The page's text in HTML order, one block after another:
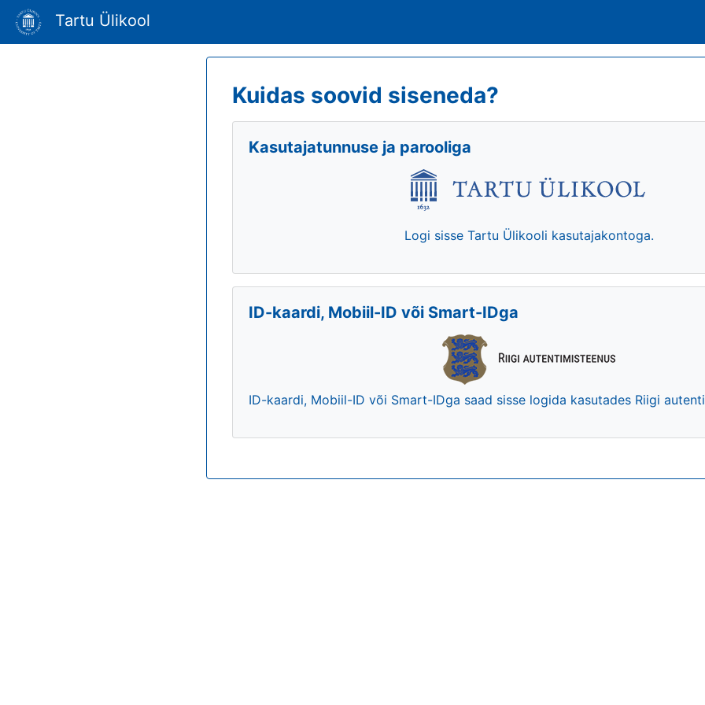
Tartu Ülikool
Kuidas soovid siseneda?
Kasutajatunnuse ja parooliga
Logi sisse Tartu Ülikooli kasutajakontoga.
ID-kaardi, Mobiil-ID või Smart-IDga
ID-kaardi, Mobiil-ID või Smart-IDga saad sisse logida kasutades Riigi